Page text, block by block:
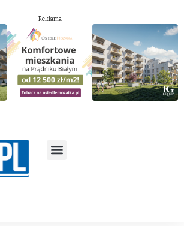
----- Reklama -----